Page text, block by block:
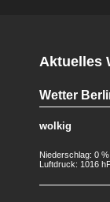
Aktuelles
Wetter
wolkig
Niederschlag: 0 %
Luftdruck: 1016